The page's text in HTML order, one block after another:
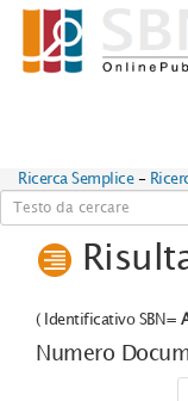
Ricerca Semplice -
( Identificativo SBN=
Numero